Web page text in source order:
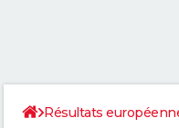
Résultats